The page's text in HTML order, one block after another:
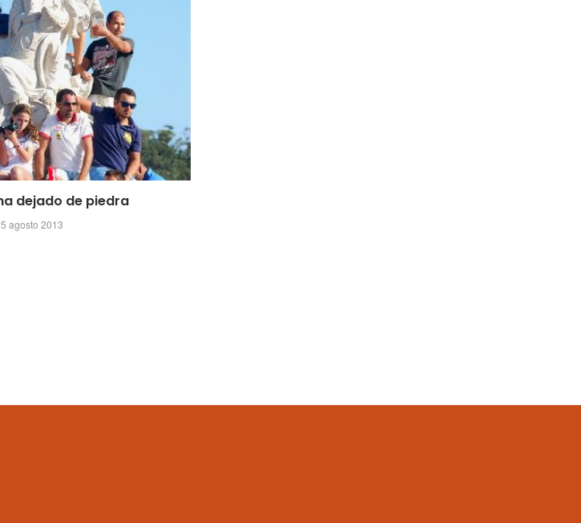
dejado de piedra
agosto 2013